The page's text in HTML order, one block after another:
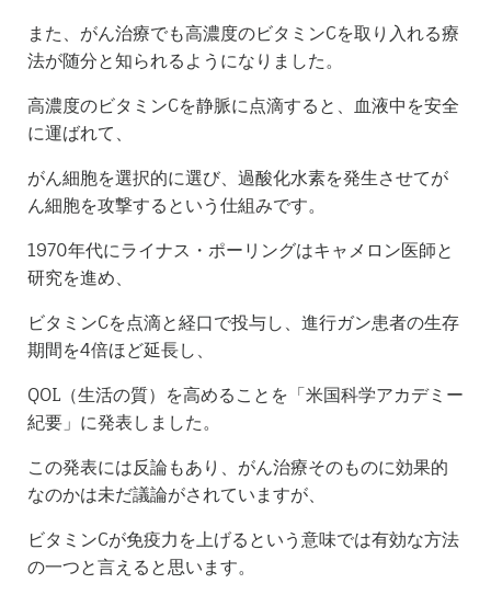
また、がん治療でも高濃度のビタミンCを取り入れる療
法が随分と知られるようになりました。
高濃度のビタミンCを静脈に点滴すると、血液中を安全
に運ばれて、
がん細胞を選択的に選び、過酸化水素を発生させてが
ん細胞を攻撃するという仕組みです。
1970年代にライナス・ポーリングはキャメロン医師と
研究を進め、
ビタミンCを点滴と経口で投与し、進行ガン患者の生存
期間を4倍ほど延長し、
QOL（生活の質）を高めることを「米国科学アカデミー
紀要」に発表しました。
この発表には反論もあり、がん治療そのものに効果的
なのかは未だ議論がされていますが、
ビタミンCが免疫力を上げるという意味では有効な方法
の一つと言えると思います。